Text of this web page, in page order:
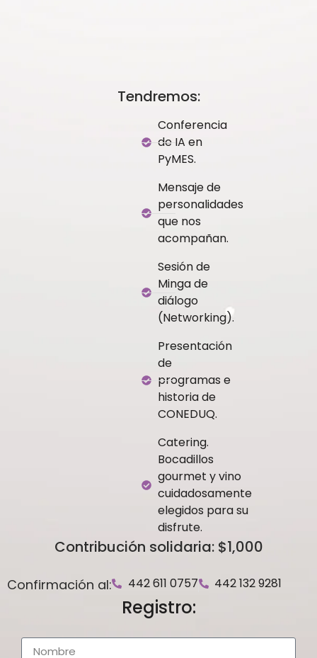
Tendremos:
Conferencia
de IA en
PyMES.
Mensaje de
personalidades
que nos
acompañan.
Sesión de
Minga de
diálogo
(Networking).
Presentación
de
programas e
historia de
CONEDUQ.
Catering.
Bocadillos
gourmet y vino
cuidadosamente
elegidos para su
disfrute.
Contribución solidaria: $1,000
Confirmación al: 442 611 0757 442 132 9281
Registro: